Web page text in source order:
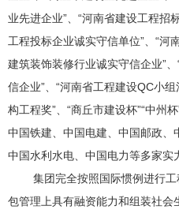
业先进企业”、“河南省建设工程招
工程投标企业诚实守信单位”、“河
建筑装饰装修行业诚实守信企业”
信企业”、“河南省工程建设QC小
构工程奖”、“商丘市建设杯”“中州
中国铁建、中国电建、中国邮政、
中国水利水电、中国电力等多家实
集团完全按照国际惯例进行工
包管理上具有融资能力和组装社会